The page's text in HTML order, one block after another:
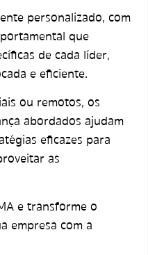
personalizado, com
que
de cada líder,
e eficiente.
ou remotos, os
abordados ajudam
eficazes para
as
e transforme o
empresa com a